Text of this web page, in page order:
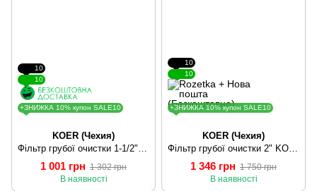
10
10
+ЗНИЖКА 10% купон SALE10
KOER (Чехия)
Фільтр грубої очистки 1-1/2" (KOER KR.F01) (16 шт/ящ)
1 001 грн 1 302 грн
В наявності
10
10
+ЗНИЖКА 10% купон SALE10
KOER (Чехия)
Фільтр грубої очистки 2" KOER KR.F01 (KR2871)
1 346 грн 1 750 грн
В наявності